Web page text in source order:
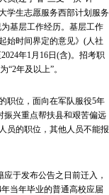
学生志愿服务西部计划服务
基层工作经历。基层工作
始时间界定的意见》(人社
年1月16日(含)。招考职
“2年及以上”。
位，面向在军队服役5年
振兴重点帮扶县和艰苦偏远
员的职位，其他人员不能报
于发布公告之日前迁入，
当年毕业的普通高校应届